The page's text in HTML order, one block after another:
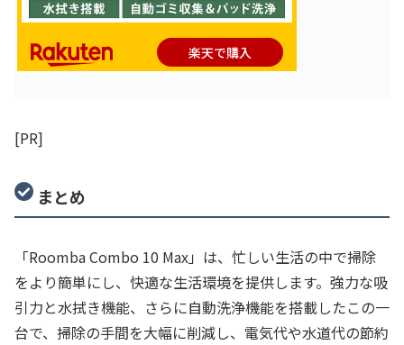
楽天で購入
[PR]
まとめ
「Roomba Combo 10 Max」は、忙しい生活の中で掃除
をより簡単にし、快適な生活環境を提供します。強力な吸
引力と水拭き機能、さらに自動洗浄機能を搭載したこの一
台で、掃除の手間を大幅に削減し、電気代や水道代の節約